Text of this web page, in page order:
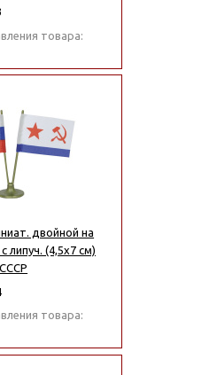
товара:
двойной на
липуч. (4,5х7 см)
товара: